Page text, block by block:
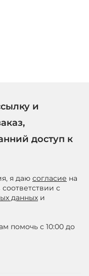
и
доступ к
я даю согласие на
с
данных и
помочь с 10:00 до